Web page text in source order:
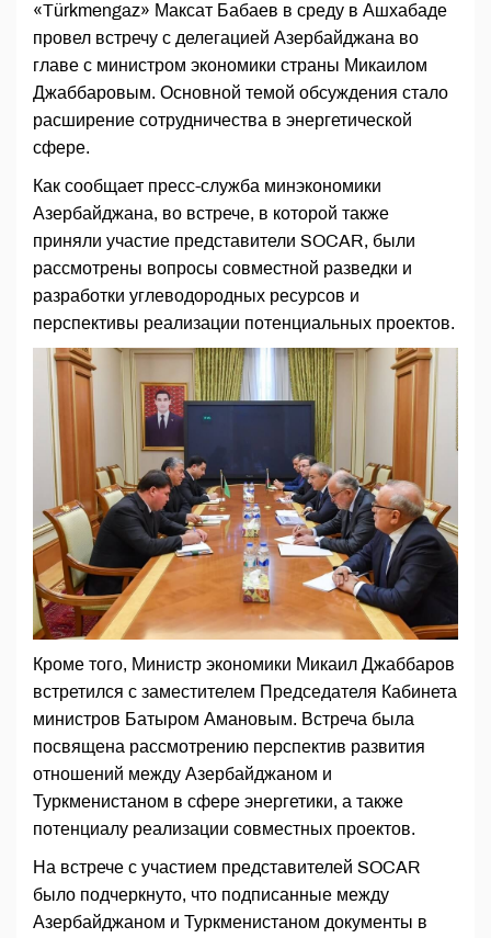
«Türkmengaz» Максат Бабаев в среду в Ашхабаде
провел встречу с делегацией Азербайджана во
главе с министром экономики страны Микаилом
Джаббаровым. Основной темой обсуждения стало
расширение сотрудничества в энергетической
сфере.
Как сообщает пресс-служба минэкономики
Азербайджана, во встрече, в которой также
приняли участие представители SOCAR, были
рассмотрены вопросы совместной разведки и
разработки углеводородных ресурсов и
перспективы реализации потенциальных проектов.
Кроме того, Министр экономики Микаил Джаббаров
встретился с заместителем Председателя Кабинета
министров Батыром Амановым. Встреча была
посвящена рассмотрению перспектив развития
отношений между Азербайджаном и
Туркменистаном в сфере энергетики, а также
потенциалу реализации совместных проектов.
На встрече с участием представителей SOCAR
было подчеркнуто, что подписанные между
Азербайджаном и Туркменистаном документы в